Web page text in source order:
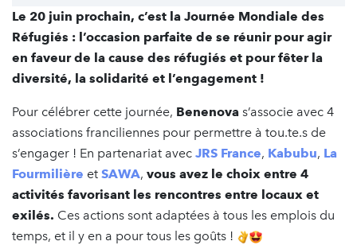
Le 20 juin prochain, c’est la Journée Mondiale des
Réfugiés : l’occasion parfaite de se réunir pour agir
en faveur de la cause des réfugiés et pour fêter la
diversité, la solidarité et l’engagement !
Pour célébrer cette journée, Benenova s’associe avec 4
associations franciliennes pour permettre à tou.te.s de
s’engager ! En partenariat avec JRS France, Kabubu, La
Fourmilière et SAWA, vous avez le choix entre 4
activités favorisant les rencontres entre locaux et
exilés. Ces actions sont adaptées à tous les emplois du
temps, et il y en a pour tous les goûts !